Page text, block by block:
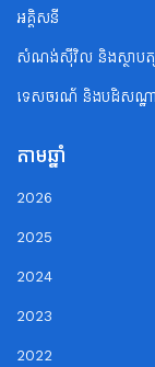
អគ្គិសនី
សំណង់ស៊ីវិល និងស្ថាបត្យ
ទេសចរណ័ និងបដិសណ្ឋា
តាមឆ្នាំ
2026
2025
2024
2023
2022